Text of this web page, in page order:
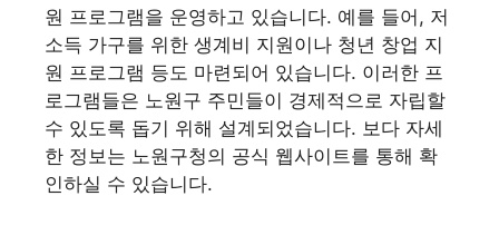
원 프로그램을 운영하고 있습니다. 예를 들어, 저
소득 가구를 위한 생계비 지원이나 청년 창업 지
원 프로그램 등도 마련되어 있습니다. 이러한 프
로그램들은 노원구 주민들이 경제적으로 자립할
수 있도록 돕기 위해 설계되었습니다. 보다 자세
한 정보는 노원구청의 공식 웹사이트를 통해 확
인하실 수 있습니다.